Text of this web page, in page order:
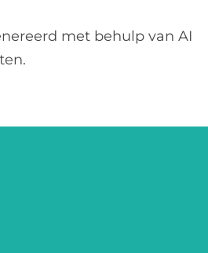
met behulp van AI